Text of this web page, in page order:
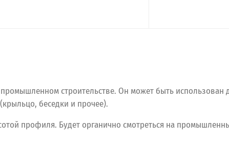
строительстве. Он может быть использован
беседки и прочее).
профиля. Будет органично смотреться на